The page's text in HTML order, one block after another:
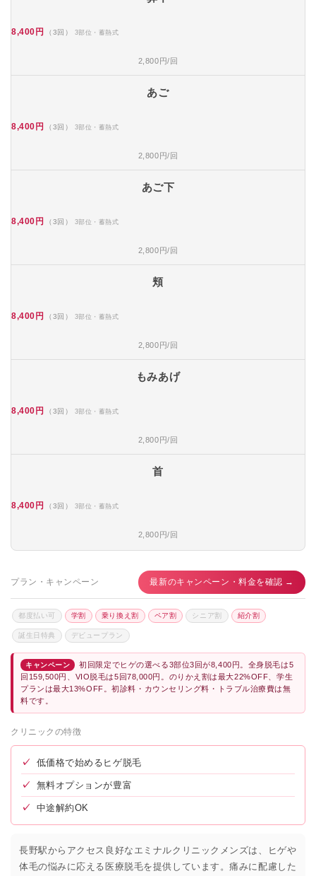
8,400円 （3回） 3部位・蓄熱式
2,800円/回
あご
8,400円 （3回） 3部位・蓄熱式
2,800円/回
あご下
8,400円 （3回） 3部位・蓄熱式
2,800円/回
頬
8,400円 （3回） 3部位・蓄熱式
2,800円/回
もみあげ
8,400円 （3回） 3部位・蓄熱式
2,800円/回
首
8,400円 （3回） 3部位・蓄熱式
2,800円/回
プラン・キャンペーン 最新のキャンペーン・料金を確認 →
都度払い可 学割 乗り換え割 ペア割 シニア割 紹介割
誕生日特典 デビュープラン
キャンペーン
初回限定でヒゲの選べる3部位3回が8,400円。全身脱毛は5
回159,500円、VIO脱毛は5回78,000円。のりかえ割は最大22%OFF、学生
プランは最大13%OFF。初診料・カウンセリング料・トラブル治療費は無
料です。
クリニックの特徴
✓ 低価格で始めるヒゲ脱毛
✓ 無料オプションが豊富
✓ 中途解約OK
長野駅からアクセス良好なエミナルクリニックメンズは、ヒゲや
体毛の悩みに応える医療脱毛を提供しています。痛みに配慮した